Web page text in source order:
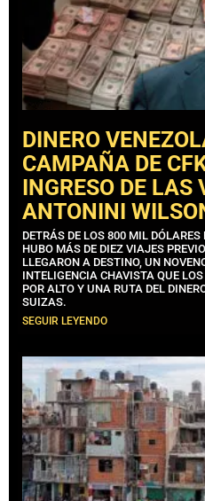
DINERO
CAMPAÑA DE
INGRESO DE LAS
ANTONINI
DETRÁS DE LOS 800 MIL DÓLARES
HUBO MÁS DE DIEZ VIAJES
LLEGARON A DESTINO, UN
INTELIGENCIA CHAVISTA QUE
POR ALTO Y UNA RUTA DEL
SUIZAS.
SEGUIR LEYENDO